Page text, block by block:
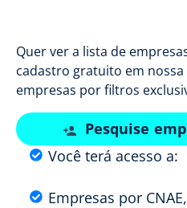
Quer ver a lista de
cadastro gratuito em
empresas por filtros
Pesquise
Você terá acesso a:
Empresas por